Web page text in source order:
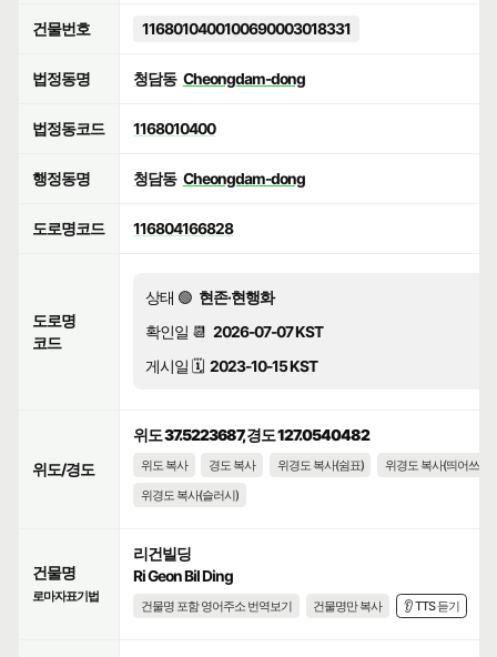
건물번호 1168010400100690003018331
법정동명 청담동 Cheongdam-dong
법정동코드 1168010400
행정동명 청담동 Cheongdam-dong
도로명코드 116804166828
도로명
코드
상태 🟢 현존·현행화
확인일 📆 2026-07-07 KST
게시일 🗓️ 2023-10-15 KST
위도/경도
위도 37.5223687, 경도 127.0540482
위도 복사 경도 복사 위경도 복사(쉼표)
위경도 복사(띄어쓰기)
위경도 복사(슬러시)
건물명
로마자표기법
리건빌딩
Ri Geon Bil Ding
건물명 포함 영어주소 번역보기 건물명만 복사 👂 TTS 듣기